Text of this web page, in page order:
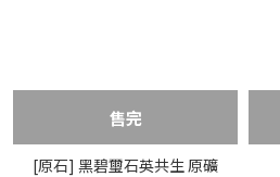
售完
[原石] 黑碧璽石英共生 原礦